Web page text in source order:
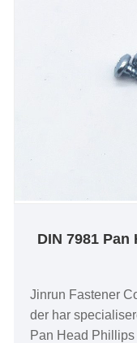
DIN 7981
Jinrun Fastener
der har
Pan Head